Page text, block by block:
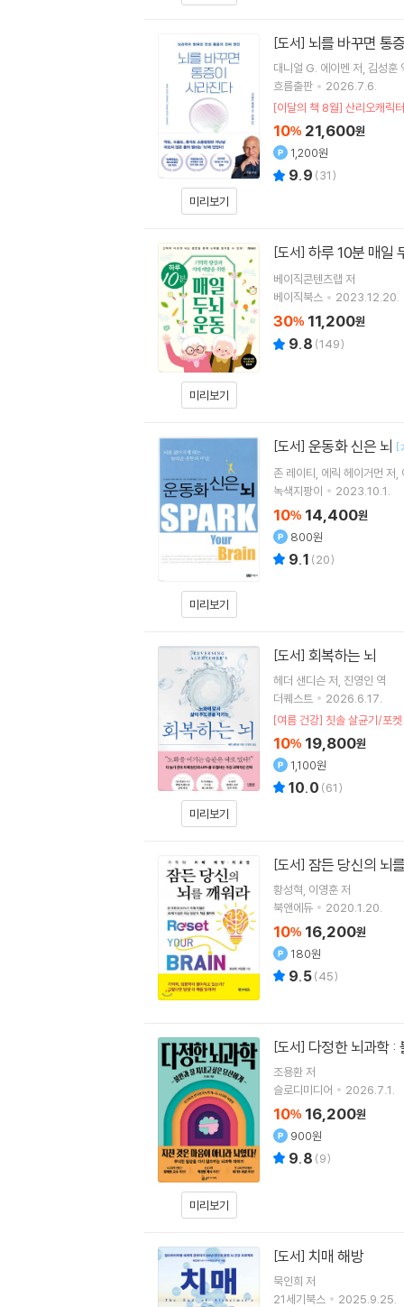
미리보기
[도서] 뇌를 바꾸면 통
대니얼 G. 에이멘 저 김성훈
흐름출판
2026.7.6.
[이달의 책 8월] 산리오캐릭
10% 21,600원
1,200원
9.9 (31)
미리보기
[도서] 하루 10분 매일
베이직콘텐츠랩 저
베이직북스
2023.12.20.
30% 11,200원
9.8 (149)
미리보기
[도서] 운동화 신은 뇌 [
존 레이티 에릭 헤이거먼 저
녹색지팡이
2023.10.1.
10% 14,400원
800원
9.1 (20)
미리보기
[도서] 회복하는 뇌
헤더 샌디슨저 진영인 역
더퀘스트
2026.6.17.
[여름 건강] 칫솔 살균기/포
10% 19,800원
1,100원
10.0 (61)
[도서] 잠든 당신의 뇌
황성혁 이영훈저
북앤에듀
2020.1.20.
10% 16,200원
180원
9.5(45)
미리보기
[도서] 다정한 뇌과학 :
조용환저
슬로디미디어
2026.7.1.
10% 16,200원
900원
9.8 (9)
[도서] 치매 해방
묵인희 저
21세기북스
2025.9.25.